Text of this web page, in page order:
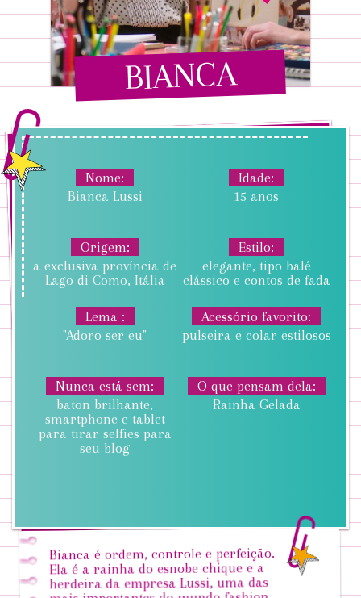
BIANCA
Nome
Bianca Lussi
Idade
15 anos
Origem
a exclusiva província de
Lago di Como, Itália
Estilo
elegante, tipo balé
clássico e contos de fada
Lema
"Adoro ser eu"
Acessório favorito
pulseira e colar estilosos
Nunca está sem
baton brilhante,
smartphone e tablet
para tirar selfies para
seu blog
O que pensam dela
Rainha Gelada
Bianca é ordem, controle e perfeição.
Ela é a rainha do esnobe chique e a
herdeira da empresa Lussi, uma das